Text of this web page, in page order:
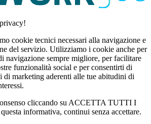
cookie tecnici necessari alla navigazione e
del servizio. Utilizziamo i cookie anche per
navigazione sempre migliore, per facilitare
funzionalità social e per consentirti di
di marketing aderenti alle tue abitudini di
cliccando su ACCETTA TUTTI I
informativa, continui senza accettare.